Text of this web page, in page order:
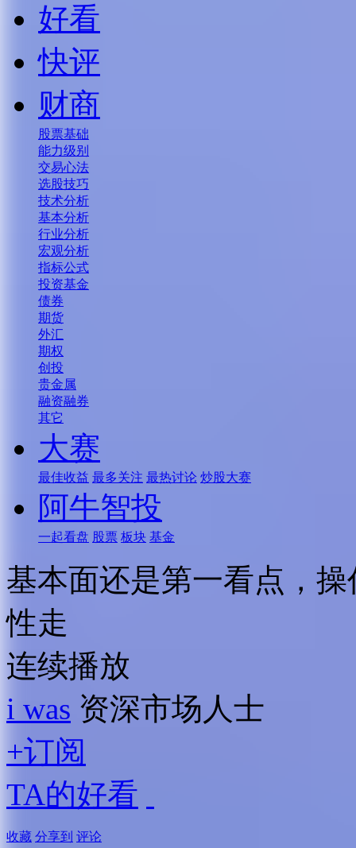
好看
快评
财商
股票基础
能力级别
交易心法
选股技巧
技术分析
基本分析
行业分析
宏观分析
指标公式
投资基金
债券
期货
外汇
期权
创投
贵金属
融资融券
其它
大赛
最佳收益 最多关注 最热讨论 炒股大赛
阿牛智投
一起看盘 股票 板块 基金
基本面还是第一看点，
性走
连续播放
i was 资深市场人士
+订阅
TA的好看
收藏 分享到 评论